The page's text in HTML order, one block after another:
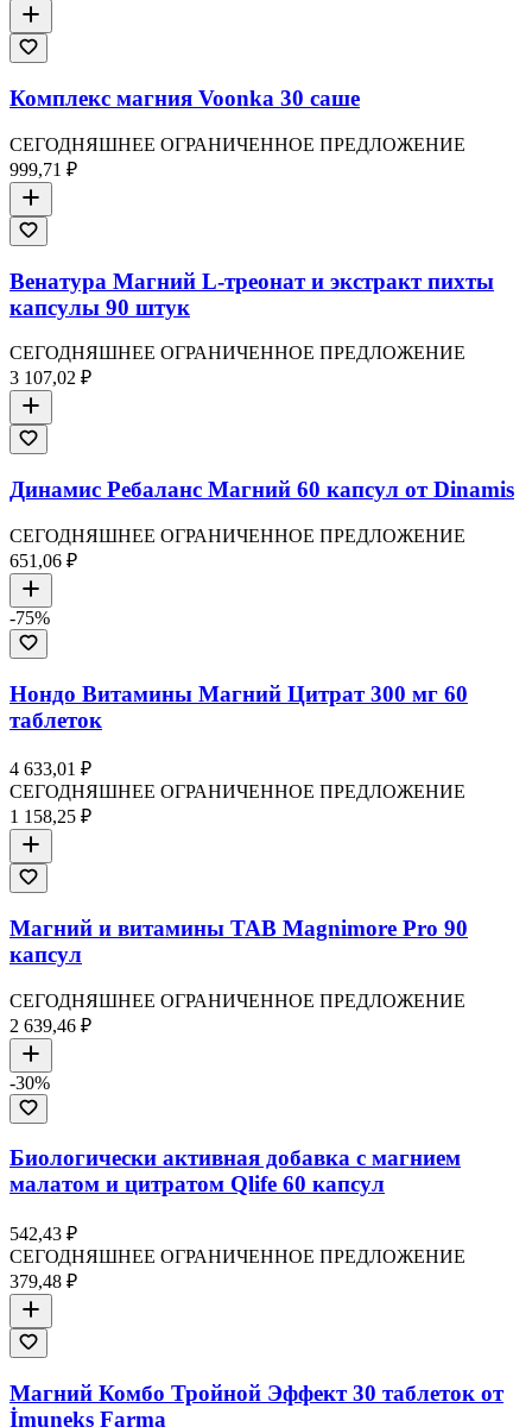
Комплекс магния Voonka 30 саше
СЕГОДНЯШНЕЕ ОГРАНИЧЕННОЕ ПРЕДЛОЖЕНИЕ
999,71 ₽
Венатура Магний L-треонат и экстракт пихты
капсулы 90 штук
СЕГОДНЯШНЕЕ ОГРАНИЧЕННОЕ ПРЕДЛОЖЕНИЕ
3 107,02 ₽
Динамис Ребаланс Магний 60 капсул от Dinamis
СЕГОДНЯШНЕЕ ОГРАНИЧЕННОЕ ПРЕДЛОЖЕНИЕ
651,06 ₽
-75%
Нондо Витамины Магний Цитрат 300 мг 60
таблеток
4 633,01 ₽
СЕГОДНЯШНЕЕ ОГРАНИЧЕННОЕ ПРЕДЛОЖЕНИЕ
1 158,25 ₽
Магний и витамины TAB Magnimore Pro 90
капсул
СЕГОДНЯШНЕЕ ОГРАНИЧЕННОЕ ПРЕДЛОЖЕНИЕ
2 639,46 ₽
-30%
Биологически активная добавка с магнием
малатом и цитратом Qlife 60 капсул
542,43 ₽
СЕГОДНЯШНЕЕ ОГРАНИЧЕННОЕ ПРЕДЛОЖЕНИЕ
379,48 ₽
Магний Комбо Тройной Эффект 30 таблеток от
İmuneks Farma